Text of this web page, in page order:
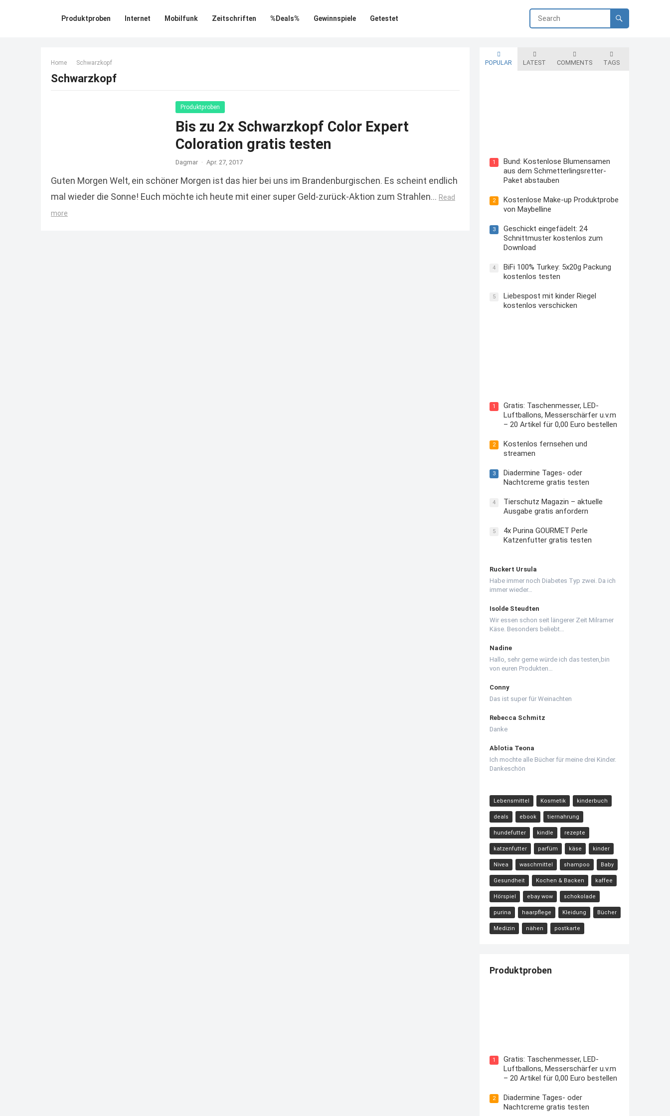
Produktproben Internet Mobilfunk Zeitschriften %Deals% Gewinnspiele Getestet
Home Schwarzkopf
Schwarzkopf
Produktproben
Bis zu 2x Schwarzkopf Color Expert
Coloration gratis testen
Dagmar · Apr. 27, 2017
Guten Morgen Welt, ein schöner Morgen ist das hier bei uns im Brandenburgischen. Es scheint endlich
mal wieder die Sonne! Euch möchte ich heute mit einer super Geld-zurück-Aktion zum Strahlen… Read
more
POPULAR LATEST COMMENTS TAGS
1
Bund: Kostenlose Blumensamen
aus dem Schmetterlingsretter-
Paket abstauben
2
Kostenlose Make-up Produktprobe
von Maybelline
3
Geschickt eingefädelt: 24
Schnittmuster kostenlos zum
Download
4
BiFi 100% Turkey: 5x20g Packung
kostenlos testen
5
Liebespost mit kinder Riegel
kostenlos verschicken
1
Gratis: Taschenmesser, LED-
Luftballons, Messerschärfer u.v.m
– 20 Artikel für 0,00 Euro bestellen
2
Kostenlos fernsehen und
streamen
3
Diadermine Tages- oder
Nachtcreme gratis testen
4
Tierschutz Magazin – aktuelle
Ausgabe gratis anfordern
5
4x Purina GOURMET Perle
Katzenfutter gratis testen
Ruckert Ursula
Habe immer noch Diabetes Typ zwei. Da ich
immer wieder…
Isolde Steudten
Wir essen schon seit längerer Zeit Milramer
Käse. Besonders beliebt…
Nadine
Hallo, sehr gerne würde ich das testen,bin
von euren Produkten…
Conny
Das ist super für Weinachten
Rebecca Schmitz
Danke
Ablotia Teona
Ich mochte alle Bücher für meine drei Kinder.
Dankeschön
Lebensmittel Kosmetik kinderbuch
deals ebook tiernahrung
hundefutter kindle rezepte
katzenfutter parfüm käse kinder
Nivea waschmittel shampoo Baby
Gesundheit Kochen & Backen kaffee
Hörspiel ebay wow schokolade
purina haarpflege Kleidung Bücher
Medizin nähen postkarte
Produktproben
1
Gratis: Taschenmesser, LED-
Luftballons, Messerschärfer u.v.m
– 20 Artikel für 0,00 Euro bestellen
2
Diadermine Tages- oder
Nachtcreme gratis testen